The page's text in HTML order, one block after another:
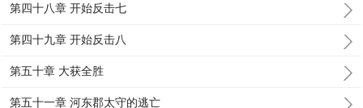
第四十八章 开始反击七
第四十九章 开始反击八
第五十章 大获全胜
第五十一章 河东郡太守的逃亡